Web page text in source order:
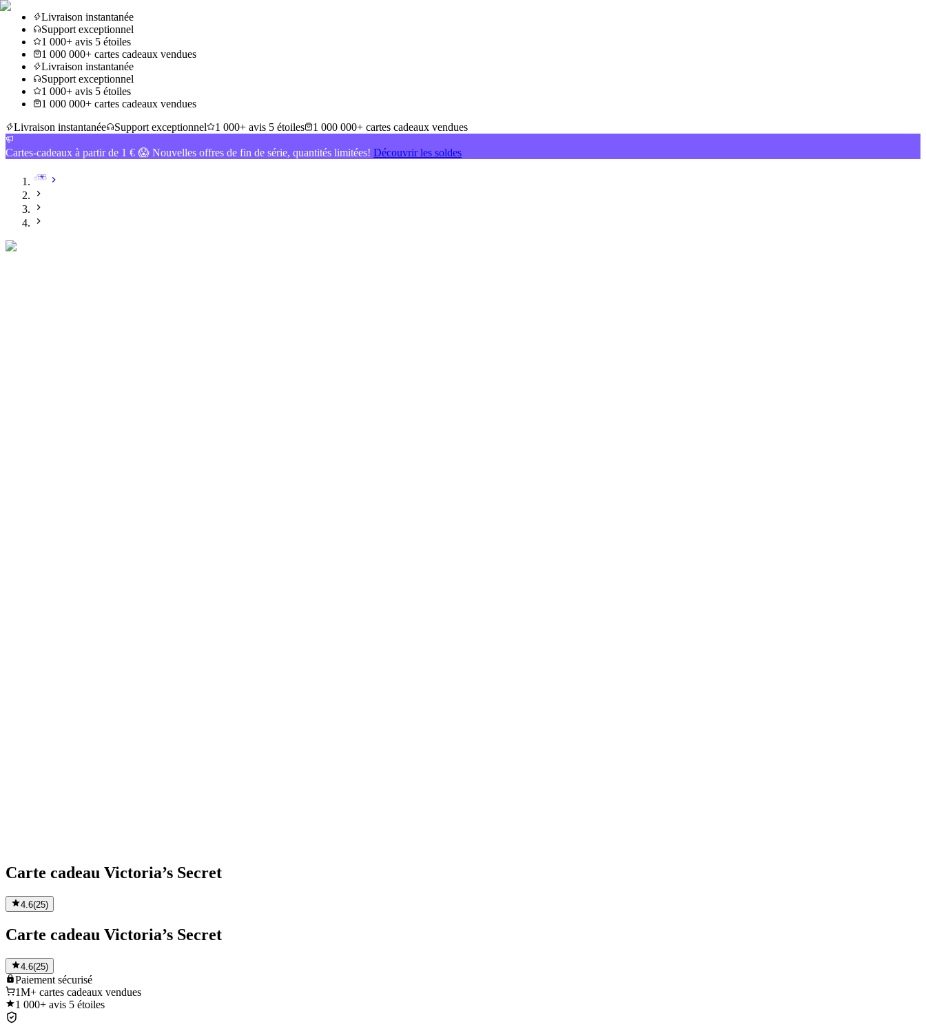
Livraison instantanée
Support exceptionnel
1 000+ avis 5 étoiles
1 000 000+ cartes cadeaux vendues
Livraison instantanée
Support exceptionnel
1 000+ avis 5 étoiles
1 000 000+ cartes cadeaux vendues
Livraison instantanée
Support exceptionnel 1 000+ avis 5 étoiles 1 000 000+ cartes cadeaux vendues
Cartes-cadeaux à partir de 1 € 😱 Nouvelles offres de fin de série, quantités limitées! Découvrir les soldes
Carte cadeau Victoria’s Secret
4.6(25)
Carte cadeau Victoria’s Secret
4.6(25)
Paiement sécurisé
1M+ cartes cadeaux vendues
1 000+ avis 5 étoiles